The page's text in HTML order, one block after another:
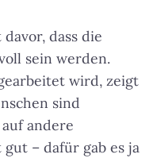
dass die
sein werden.
wird, zeigt
sind
andere
– dafür gab es ja